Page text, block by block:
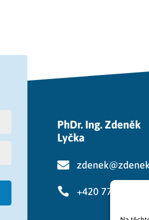
PhDr. Ing. Zdeněk
Lyčka

 +420 776 750